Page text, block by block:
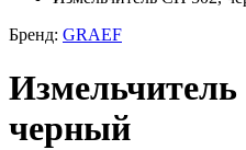
Бренд: GRAEF
Измельчитель
черный